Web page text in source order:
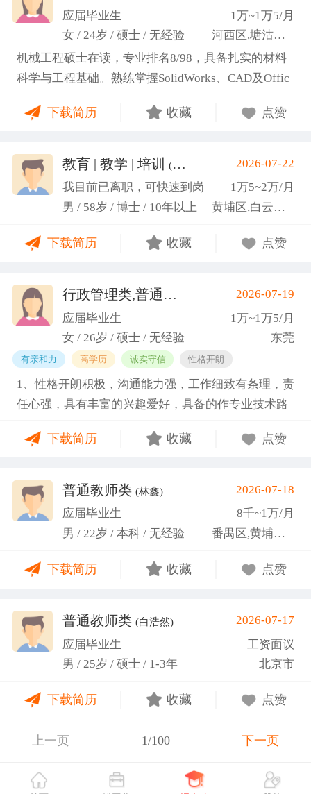
应届毕业生
1万~1万5/月
女 / 24岁 / 硕士 / 无经验
河西区,塘沽区,东丽区
机械工程硕士在读，专业排名8/98，具备扎实的材料
科学与工程基础。熟练掌握SolidWorks、CAD及Offic
2项天津市科研项目，擅长实验设计与数据分析;曾带
优秀的团队协作与沟通协调能力，责任心强，渴望将
科研严谨性融入实践工作中
下载简历 收藏 点赞
教育 | 教学 | 培训 (汤山文)
2026-07-22
我目前已离职，可快速到岗
1万5~2万/月
男 / 58岁 / 博士 / 10年以上
黄埔区,白云区,增城市
下载简历 收藏 点赞
行政管理类,普通教师类 (蓝小艳)2026-07-19
应届毕业生
1万~1万5/月
女 / 26岁 / 硕士 / 无经验
东莞
有亲和力 高学历 诚实守信 性格开朗
1、性格开朗积极，沟通能力强，工作细致有条理，责
任心强，具有丰富的兴趣爱好，具备的作专业技术路
任班级生活委员与课程助管，多次组织班级篮球、羽
关活动。
下载简历 收藏 点赞
普通教师类 (林鑫)
2026-07-18
应届毕业生
8千~1万/月
男 / 22岁 / 本科 / 无经验
番禺区,黄埔区,越秀区
下载简历 收藏 点赞
普通教师类 (白浩然)
2026-07-17
应届毕业生
工资面议
男 / 25岁 / 硕士 / 1-3年
北京市
下载简历 收藏 点赞
上一页 1/100 下一页